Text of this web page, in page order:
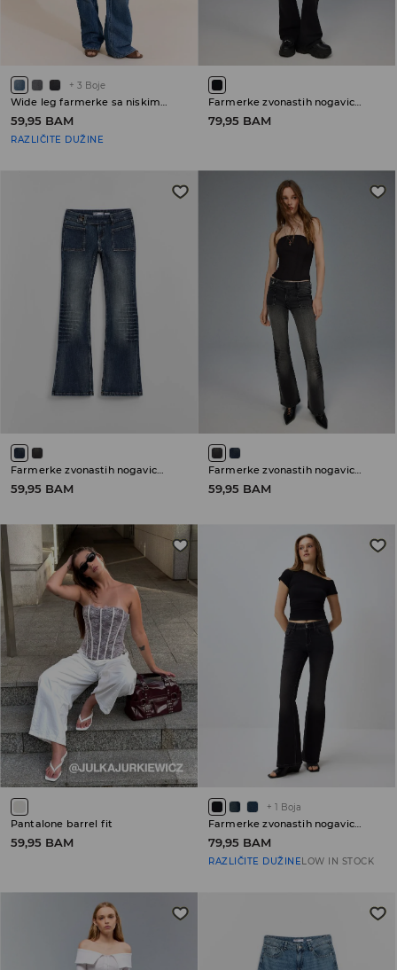
+ 3 Boje
Wide leg farmerke sa niskim strukom
59,95 BAM
RAZLIČITE DUŽINE
Farmerke zvonastih nogavica sa niskim strukom
79,95 BAM
Farmerke zvonastih nogavica sa niskim strukom
59,95 BAM
Farmerke zvonastih nogavica sa niskim strukom
59,95 BAM
Pantalone barrel fit
59,95 BAM
+ 1 Boja
Farmerke zvonastih nogavica sa niskim strukom PETITE
79,95 BAM
RAZLIČITE DUŽINELOW IN STOCK